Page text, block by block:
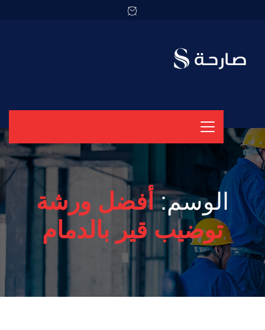
الوسم:أفضل ورشة
توضيب قير بالدمام